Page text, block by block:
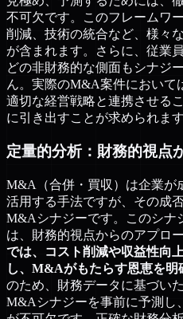
不可欠です。このフレームワ
削減、技術の統合など、様々
が含まれます。さらに、従業
どの非財務的な側面もシナジ
ん。実際のM&A案件において
適切な経営戦略と連携させる
に引き出すことが求められます
定量的分析：財務的視点
M&A（合併・買収）は企業が
活用する手法ですが、その成
M&Aシナジーです。このシナ
は、財務的視点からのアプロ
では、コスト削減や収益性向
し、M&Aがもたらす恩恵を明
のため、財務データに基づい
M&Aシナジーを事前に予測し